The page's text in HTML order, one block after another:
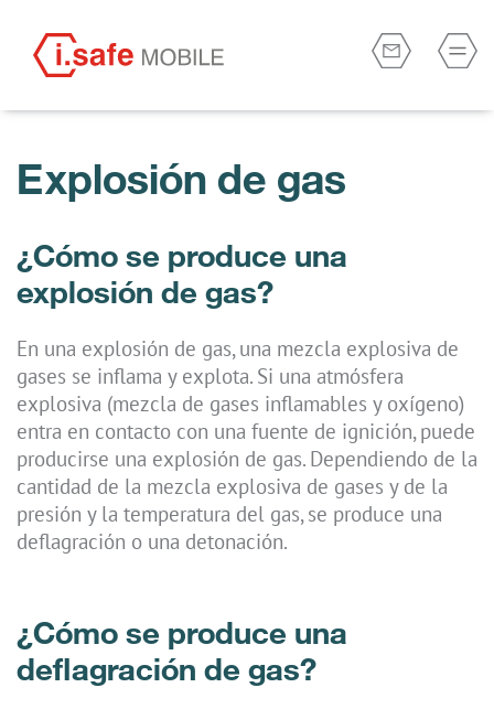
Explosión de gas
¿Cómo se produce una
explosión de gas?
En una explosión de gas, una mezcla explosiva de
gases se inflama y explota. Si una atmósfera
explosiva (mezcla de gases inflamables y oxígeno)
entra en contacto con una fuente de ignición, puede
producirse una explosión de gas. Dependiendo de la
cantidad de la mezcla explosiva de gases y de la
presión y la temperatura del gas, se produce una
deflagración o una detonación.
¿Cómo se produce una
deflagración de gas?